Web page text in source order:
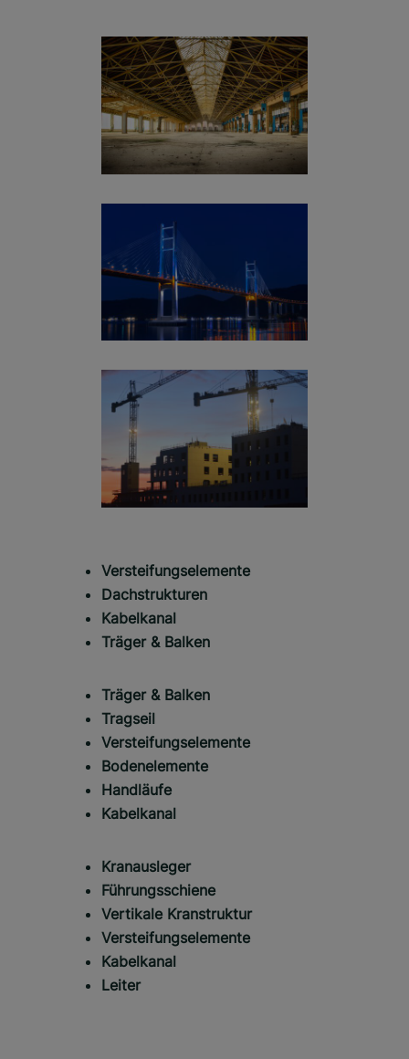
Versteifungselemente
Dachstrukturen
Kabelkanal
Träger & Balken
Träger & Balken
Tragseil
Versteifungselemente
Bodenelemente
Handläufe
Kabelkanal
Kranausleger
Führungsschiene
Vertikale Kranstruktur
Versteifungselemente
Kabelkanal
Leiter